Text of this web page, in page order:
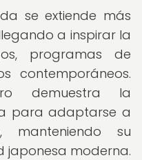
se extiende más
a inspirar la
programas de
contemporáneos.
demuestra la
para adaptarse a
su
japonesa moderna.